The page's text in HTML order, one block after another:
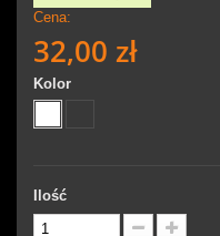
Cena:
32,00 zł
Kolor
Ilość